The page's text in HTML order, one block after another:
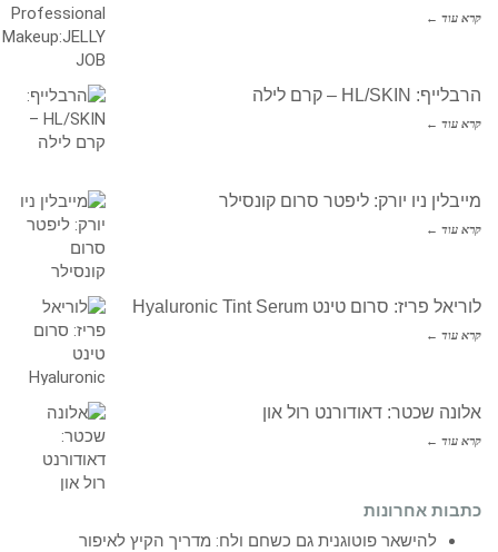
קרא עוד ←
הרבלייף: HL/SKIN – קרם לילה
קרא עוד ←
מייבלין ניו יורק: ליפטר סרום קונסילר
קרא עוד ←
לוריאל פריז: סרום טינט Hyaluronic Tint Serum
קרא עוד ←
אלונה שכטר: דאודורנט רול און
קרא עוד ←
כתבות אחרונות
להישאר פוטוגנית גם כשחם ולח: מדריך הקיץ לאיפור